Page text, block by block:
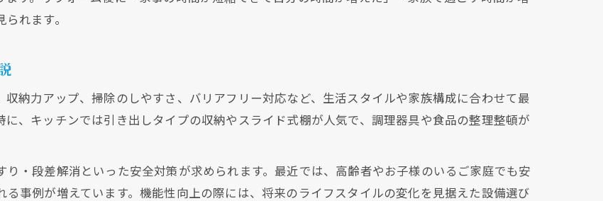
れます。
納力アップ、掃除のしやすさ、バリアフリー対応など、生活スタイルや家族構成に合わせて最
、キッチンでは引き出しタイプの収納やスライド式棚が人気で、調理器具や食品の整理整頓が
・段差解消といった安全対策が求められます。最近では、高齢者やお子様のいるご家庭でも安
事例が増えています。機能性向上の際には、将来のライフスタイルの変化を見据えた設備選び